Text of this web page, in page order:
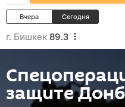
Вчера Сегодня
г. Бишкек 89.3
защите